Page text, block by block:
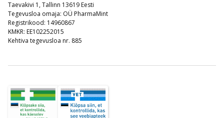
Taevakivi 1, Tallinn 13619 Eesti
Tegevusloa omaja: OÜ PharmaMint
Registrikood: 14960867
KMKR: EE102252015
Kehtiva tegevusloa nr. 885